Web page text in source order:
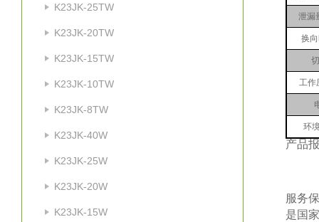
K23JK-25TW
K23JK-20TW
K23JK-15TW
K23JK-10TW
K23JK-8TW
K23JK-40W
K23JK-25W
K23JK-20W
K23JK-15W
泄漏
换
工作
环
产品
服务
是国